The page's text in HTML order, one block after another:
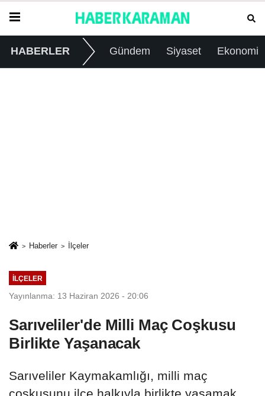
HABERLER Gündem Siyaset Ekonomi
Haberler İlçeler
İLÇELER
Yayınlanma: 13 Haziran 2026 - 20:06
Sarıveliler'de Milli Maç Coşkusu
Birlikte Yaşanacak
Sarıveliler Kaymakamlığı, milli maç